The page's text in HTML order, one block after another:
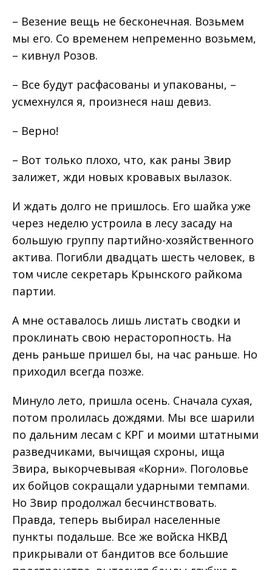
– Везение вещь не бесконечная. Возьмем
мы его. Со временем непременно возьмем,
– кивнул Розов.
– Все будут расфасованы и упакованы, –
усмехнулся я, произнеся наш девиз.
– Верно!
– Вот только плохо, что, как раны Звир
залижет, жди новых кровавых вылазок.
И ждать долго не пришлось. Его шайка уже
через неделю устроила в лесу засаду на
большую группу партийно-хозяйственного
актива. Погибли двадцать шесть человек, в
том числе секретарь Крынского райкома
партии.
А мне оставалось лишь листать сводки и
проклинать свою нерасторопность. На
день раньше пришел бы, на час раньше. Но
приходил всегда позже.
Минуло лето, пришла осень. Сначала сухая,
потом пролилась дождями. Мы все шарили
по дальним лесам с КРГ и моими штатными
разведчиками, вычищая схроны, ища
Звира, выкорчевывая «Корни». Поголовье
их бойцов сокращали ударными темпами.
Но Звир продолжал бесчинствовать.
Правда, теперь выбирал населенные
пункты подальше. Все же войска НКВД
прикрывали от бандитов все большие